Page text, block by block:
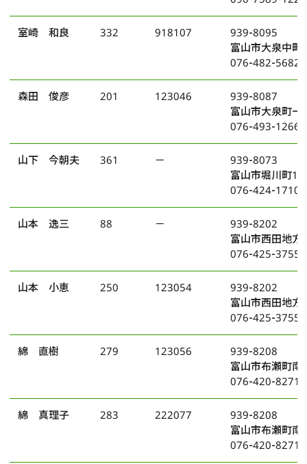
室崎 和良 332 918107
939-8095
富山市大泉中町
076-482-5682
森田 俊彦 201 123046
939-8087
富山市大泉町一
076-493-1266
山下 今朝夫 361 －
939-8073
富山市堀川町
076-424-1710
山本 逸三 88 －
939-8202
富山市西田地
076-425-3755
山本 小恵 250 123054
939-8202
富山市西田地
076-425-3755
綿 直樹 279 123056
939-8208
富山市布瀬町南
076-420-8271
綿 真理子 283 222077
939-8208
富山市布瀬町南
076-420-8271